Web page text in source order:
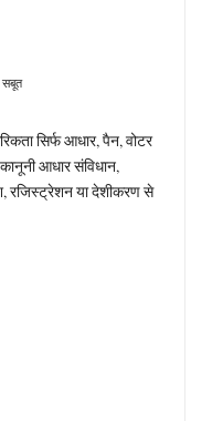
सबूत
सिर्फ आधार, पैन, वोटर
आधार संविधान,
रजिस्ट्रेशन या देशीकरण से